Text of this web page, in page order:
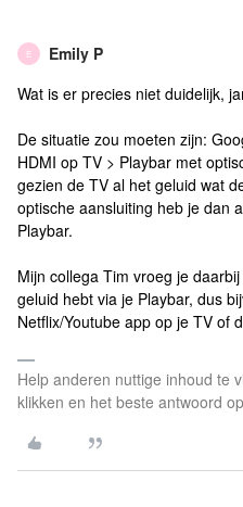
E Emily P
Wat is er precies niet duidelijk,
De situatie zou moeten zijn:
HDMI op TV > Playbar met
gezien de TV al het geluid wat
optische aansluiting heb je dan
Playbar.
Mijn collega Tim vroeg je
geluid hebt via je Playbar, dus
Netflix/Youtube app op je TV of
Help anderen nuttige inhoud te
klikken en het beste antwoord